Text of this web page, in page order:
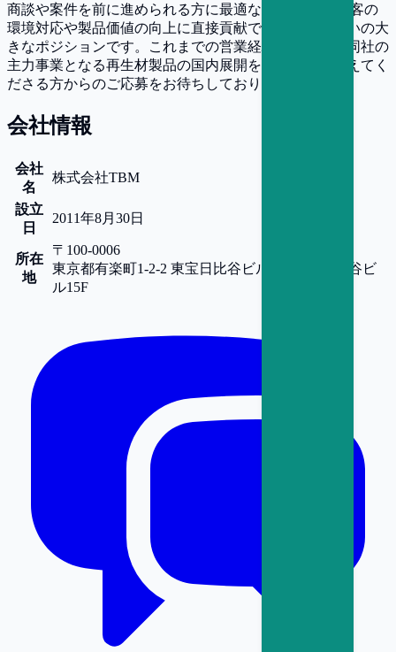
商談や案件を前に進められる方に最適な環境です。 顧客の
環境対応や製品価値の向上に直接貢献できる、やりがいの大
きなポジションです。これまでの営業経験を活かし、同社の
主力事業となる再生材製品の国内展開を実務面から支えてく
ださる方からのご応募をお待ちしております。
会社情報
会社
名
株式会社TBM
設立
日
2011年8月30日
所在
地
〒100-0006
東京都有楽町1-2-2 東宝日比谷ビル15F
東宝日比谷ビ
ル15F